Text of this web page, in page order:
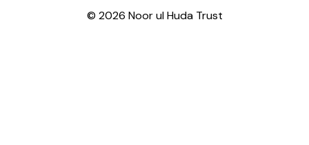
© 2026 Noor ul Huda Trust